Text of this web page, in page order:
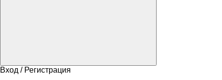
Вход / Регистрация